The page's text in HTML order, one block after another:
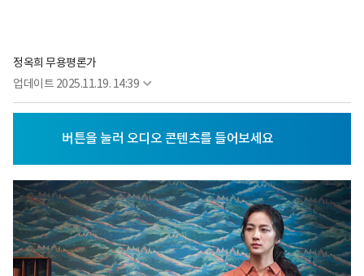
정옥희 무용평론가
업데이트 2025.11.19. 14:39